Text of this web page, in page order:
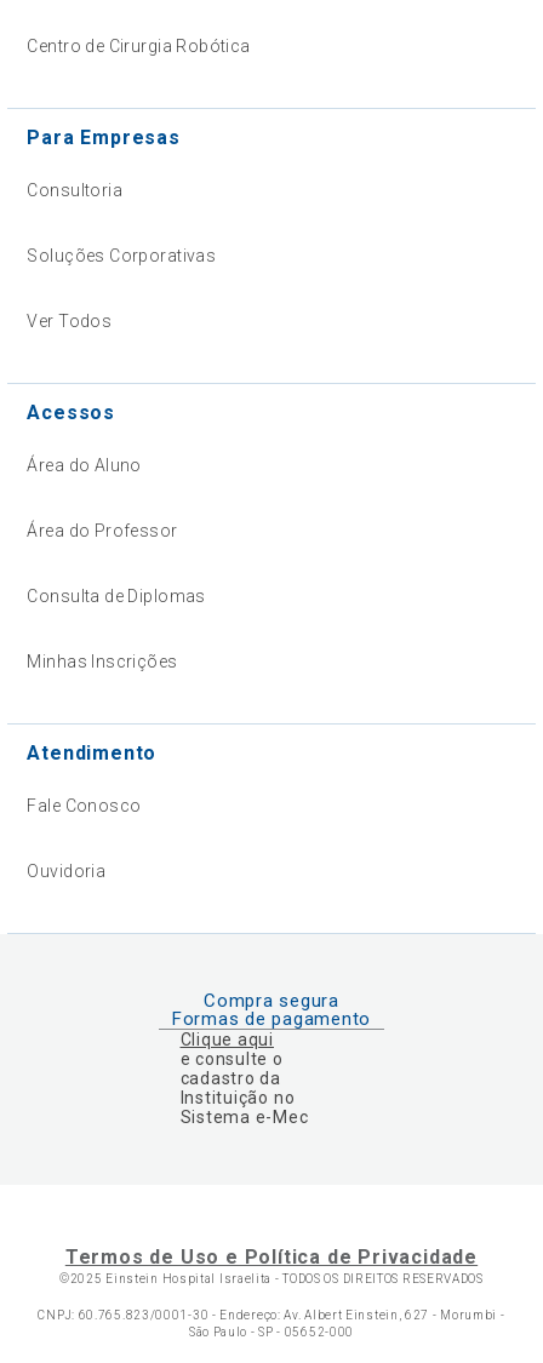
Centro de Cirurgia Robótica
Para Empresas
Consultoria
Soluções Corporativas
Ver Todos
Acessos
Área do Aluno
Área do Professor
Consulta de Diplomas
Minhas Inscrições
Atendimento
Fale Conosco
Ouvidoria
Compra segura
Formas de pagamento
Clique aqui
e consulte o
cadastro da
Instituição no
Sistema e-Mec
Termos de Uso e Política de Privacidade
©2025 Einstein Hospital Israelita -TODOS OS DIREITOS RESERVADOS
CNPJ: 60.765.823/0001-30 - Endereço: Av. Albert Einstein, 627 - Morumbi -
São Paulo - SP - 05652-000